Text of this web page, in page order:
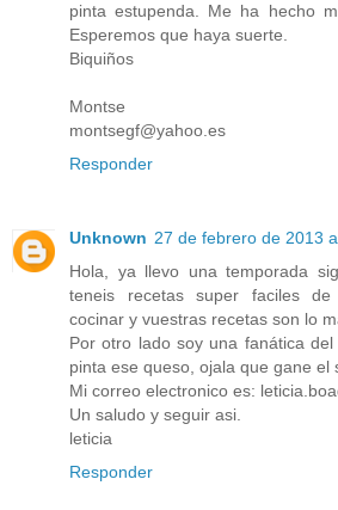
pinta estupenda. Me ha hecho
Esperemos que haya suerte.
Biquiños
Montse
montsegf@yahoo.es
Responder
Unknown 27 de febrero de 2013
Hola, ya llevo una temporada
teneis recetas super faciles
cocinar y vuestras recetas son lo
Por otro lado soy una fanática
pinta ese queso, ojala que gane el
Mi correo electronico es:
Un saludo y seguir asi.
leticia
Responder